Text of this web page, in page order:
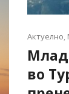
Актуелно,
Млад
во